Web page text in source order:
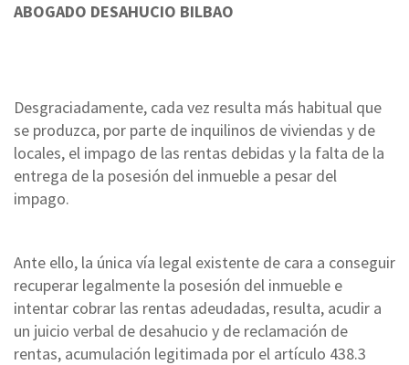
ABOGADO DESAHUCIO BILBAO
Desgraciadamente, cada vez resulta más habitual que
se produzca, por parte de inquilinos de viviendas y de
locales, el impago de las rentas debidas y la falta de la
entrega de la posesión del inmueble a pesar del
impago.
Ante ello, la única vía legal existente de cara a conseguir
recuperar legalmente la posesión del inmueble e
intentar cobrar las rentas adeudadas, resulta, acudir a
un juicio verbal de desahucio y de reclamación de
rentas, acumulación legitimada por el artículo 438.3